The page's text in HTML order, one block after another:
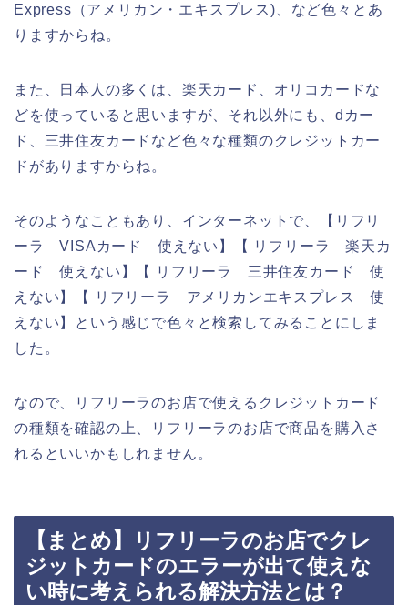
Express（アメリカン・エキスプレス)、など色々とあ
りますからね。
また、日本人の多くは、楽天カード、オリコカードな
どを使っていると思いますが、それ以外にも、dカー
ド、三井住友カードなど色々な種類のクレジットカー
ドがありますからね。
そのようなこともあり、インターネットで、【リフリ
ーラ VISAカード 使えない】【 リフリーラ 楽天カ
ード 使えない】【 リフリーラ 三井住友カード 使
えない】【 リフリーラ アメリカンエキスプレス 使
えない】という感じで色々と検索してみることにしま
した。
なので、リフリーラのお店で使えるクレジットカード
の種類を確認の上、リフリーラのお店で商品を購入さ
れるといいかもしれません。
【まとめ】リフリーラのお店でクレ
ジットカードのエラーが出て使えな
い時に考えられる解決方法とは？